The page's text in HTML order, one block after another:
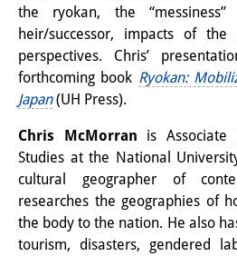
ン
知識ラボ
知識生産と知識
その他のプロジェ
元研究フォーカス
イベント
イベント概要
the ryokan, the
heir/successor, impacts of
perspectives. Chris’
forthcoming book Ryokan:
Japan(UH Press).
Chris McMorran is Associate
Studies at the National
cultural geographer of
researches the geographies of
the body to the nation. He also
tourism, disasters, gendered